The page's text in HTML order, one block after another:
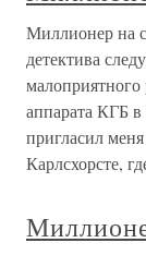
Миллионер на
детектива
малоприятного
аппарата КГБ
пригласил
Карлсхорсте,